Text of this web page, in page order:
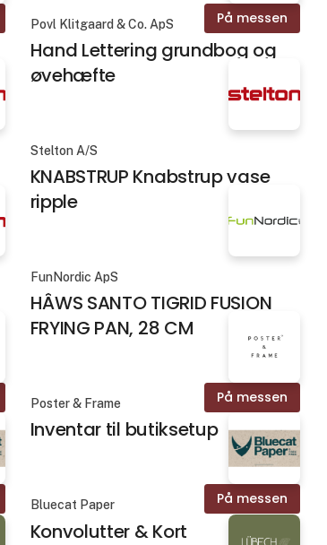
På messen
Povl Klitgaard & Co. ApS
Hand Lettering grundbog og
øvehæfte
Stelton A/S
KNABSTRUP Knabstrup vase
ripple
FunNordic ApS
HÂWS SANTO TIGRID FUSION
FRYING PAN, 28 CM
På messen
Poster & Frame
Inventar til butiksetup
På messen
Bluecat Paper
Konvolutter & Kort